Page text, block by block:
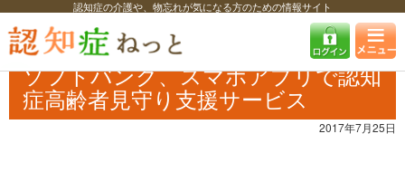
認知症の介護や、物忘れが気になる方のための情報サイト
認知症ねっと 認知症最新ニュース 自治体・企業
ソフトバンク、スマ
ホアプリで認知症高齢者見守り支援サービス
ソフトバンク、スマホアプリで認知
症高齢者見守り支援サービス
2017年7月25日